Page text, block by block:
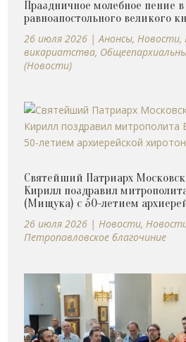
Праздничное молебное пение
равноапостольного великого
26 июля 2026 |Анонсы,Новости,
викариатства,
(Новости)
Святейший Патриарх
Кирилл поздравил
(Мищука) с 50-летием
26 июля 2026 |Новости,
Петропавловское благочиние